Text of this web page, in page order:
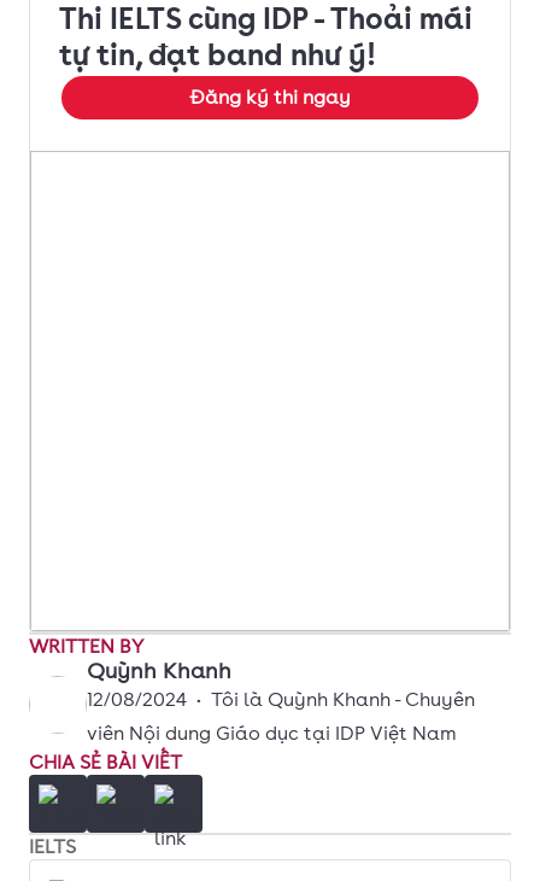
Thi IELTS cùng IDP - Thoải mái
tự tin, đạt band như ý!
Đăng ký thi ngay
WRITTEN BY
Quỳnh Khanh
12/08/2024 • Tôi là Quỳnh Khanh - Chuyên
viên Nội dung Giáo dục tại IDP Việt Nam
CHIA SẺ BÀI VIẾT
IELTS